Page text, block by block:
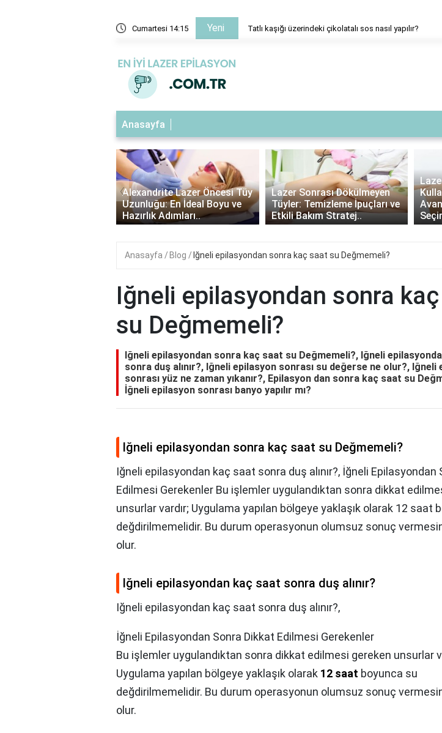
Cumartesi 14:15 Yeni Tatlı kaşığı üzerindeki çikolatalı sos nasıl yapılır?
Anasayfa
Alexandrite Lazer Öncesi Tüy
Uzunluğu: En İdeal Boyu ve
Hazırlık Adımları..
Lazer Sonrası Dökülmeyen
Tüyler: Temizleme İpuçları ve
Etkili Bakım Stratej..
‹
Anasayfa Blog Iğneli epilasyondan sonra kaç saat su Değmemeli?
Iğneli epilasyondan sonra
su Değmemeli?
Iğneli epilasyondan sonra kaç saat su Değmemeli?, Iğneli
sonra duş alınır?, Iğneli epilasyon sonrası su değerse ne olur?, Iğneli
sonrası yüz ne zaman yıkanır?, Epilasyon dan sonra kaç saat su
İğneli epilasyon sonrası banyo yapılır mı?
Iğneli epilasyondan sonra kaç saat su Değmemeli?
Iğneli epilasyondan kaç saat sonra duş alınır?, İğneli Epilasyondan
Edilmesi Gerekenler Bu işlemler uygulandıktan sonra dikkat
unsurlar vardır; Uygulama yapılan bölgeye yaklaşık olarak 12 saat
değdirilmemelidir. Bu durum operasyonun olumsuz sonuç
olur.
Iğneli epilasyondan kaç saat sonra duş alınır?
Iğneli epilasyondan kaç saat sonra duş alınır?,
İğneli Epilasyondan Sonra Dikkat Edilmesi Gerekenler
Bu işlemler uygulandıktan sonra dikkat edilmesi gereken unsurlar
Uygulama yapılan bölgeye yaklaşık olarak 12 saat boyunca su
değdirilmemelidir. Bu durum operasyonun olumsuz sonuç
olur.